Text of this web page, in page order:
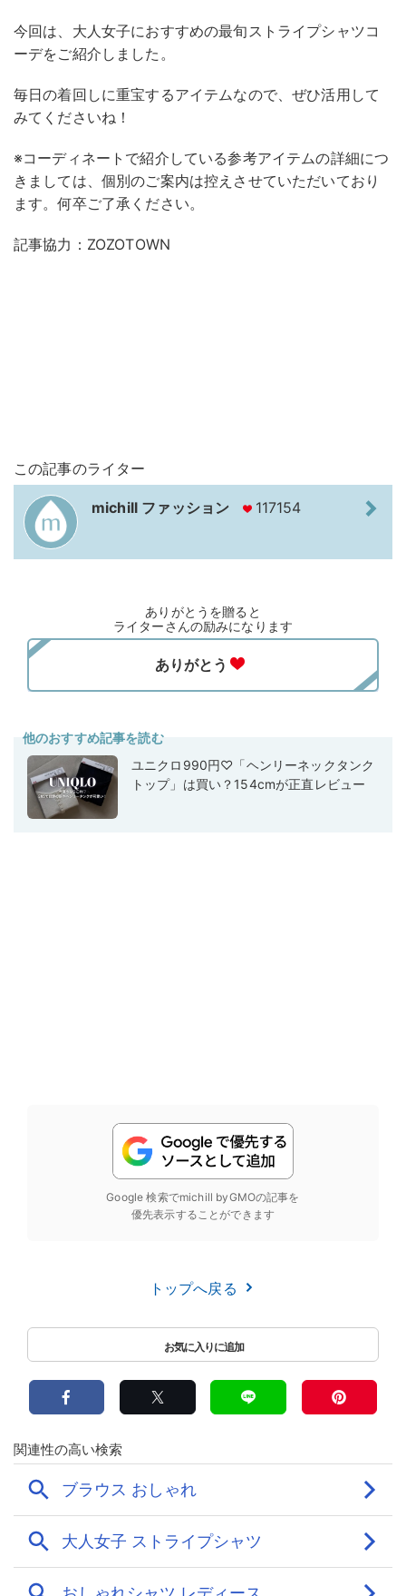
今回は、大人女子におすすめの最旬ストライプシャツコ
ーデをご紹介しました。
毎日の着回しに重宝するアイテムなので、ぜひ活用して
みてくださいね！
※コーディネートで紹介している参考アイテムの詳細につ
きましては、個別のご案内は控えさせていただいており
ます。何卒ご了承ください。
記事協力：ZOZOTOWN
この記事のライター
michill ファッション 117154
ありがとうを贈ると
ライターさんの励みになります
他のおすすめ記事を読む
ユニクロ990円♡「ヘンリーネックタンク
トップ」は買い？154cmが正直レビュー
Google 検索でmichill byGMOの記事を
優先表示することができます
トップへ戻る